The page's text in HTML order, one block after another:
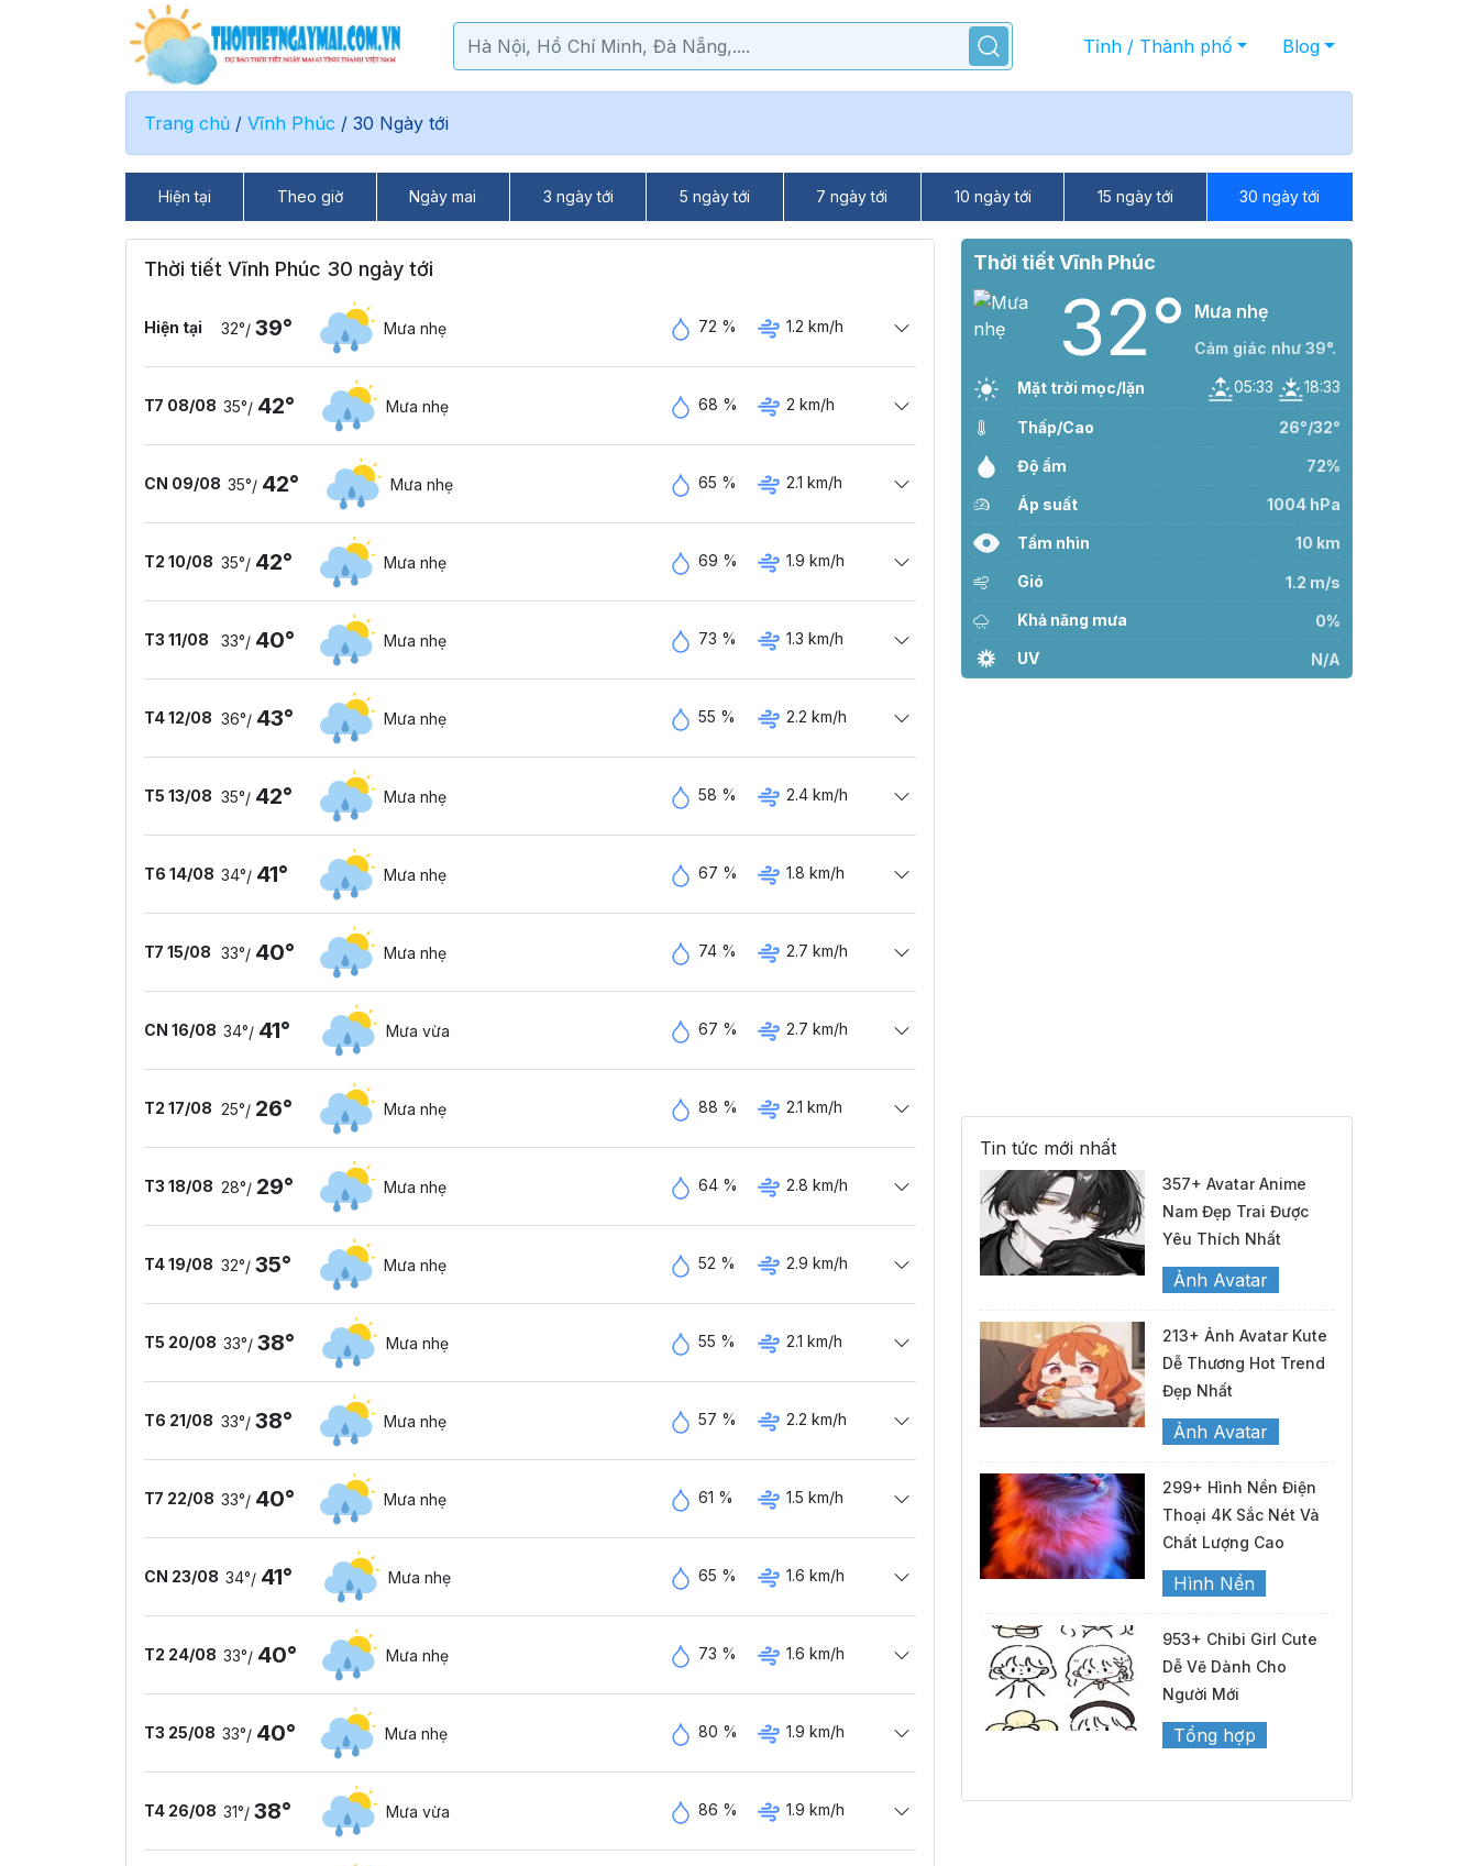
Tỉnh / Thành phố Blog
Trang chủ / Vĩnh Phúc / 30 Ngày tới
Hiện tại Theo giờ Ngày mai 3 ngày tới 5 ngày tới 7 ngày tới 10 ngày tới 15 ngày tới 30 ngày tới
Thời tiết Vĩnh Phúc 30 ngày tới
Hiện tại 32°/ 39° Mưa nhẹ 72 % 1.2 km/h
T7 08/08 35°/ 42° Mưa nhẹ 68 % 2 km/h
CN 09/08 35°/ 42° Mưa nhẹ 65 % 2.1 km/h
T2 10/08 35°/ 42° Mưa nhẹ 69 % 1.9 km/h
T3 11/08 33°/ 40° Mưa nhẹ 73 % 1.3 km/h
T4 12/08 36°/ 43° Mưa nhẹ 55 % 2.2 km/h
T5 13/08 35°/ 42° Mưa nhẹ 58 % 2.4 km/h
T6 14/08 34°/ 41° Mưa nhẹ 67 % 1.8 km/h
T7 15/08 33°/ 40° Mưa nhẹ 74 % 2.7 km/h
CN 16/08 34°/ 41° Mưa vừa 67 % 2.7 km/h
T2 17/08 25°/ 26° Mưa nhẹ 88 % 2.1 km/h
T3 18/08 28°/ 29° Mưa nhẹ 64 % 2.8 km/h
T4 19/08 32°/ 35° Mưa nhẹ 52 % 2.9 km/h
T5 20/08 33°/ 38° Mưa nhẹ 55 % 2.1 km/h
T6 21/08 33°/ 38° Mưa nhẹ 57 % 2.2 km/h
T7 22/08 33°/ 40° Mưa nhẹ 61 % 1.5 km/h
CN 23/08 34°/ 41° Mưa nhẹ 65 % 1.6 km/h
T2 24/08 33°/ 40° Mưa nhẹ 73 % 1.6 km/h
T3 25/08 33°/ 40° Mưa nhẹ 80 % 1.9 km/h
T4 26/08 31°/ 38° Mưa vừa 86 % 1.9 km/h
Thời tiết Vĩnh Phúc
32° Mưa nhẹ
Cảm giác như 39°.
Mặt trời mọc/lặn 05:33 18:33
Thấp/Cao 26°/32°
Độ ẩm 72%
Áp suất 1004 hPa
Tầm nhìn 10 km
Gió 1.2 m/s
Khả năng mưa 0%
UV N/A
Tin tức mới nhất
357+ Avatar Anime
Nam Đẹp Trai Được
Yêu Thích Nhất
Ảnh Avatar
213+ Ảnh Avatar Kute
Dễ Thương Hot Trend
Đẹp Nhất
Ảnh Avatar
299+ Hình Nền Điện
Thoại 4K Sắc Nét Và
Chất Lượng Cao
Hình Nền
953+ Chibi Girl Cute
Dễ Vẽ Dành Cho
Người Mới
Tổng hợp